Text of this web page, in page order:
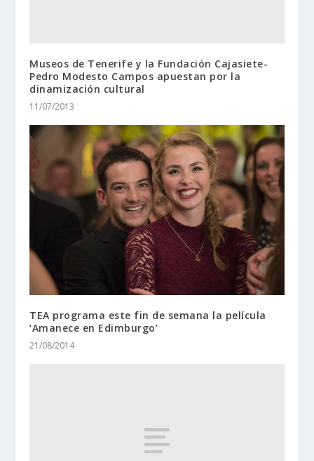
Museos de Tenerife y la Fundación Cajasiete-
Pedro Modesto Campos apuestan por la
dinamización cultural
11/07/2013
TEA programa este fin de semana la película
‘Amanece en Edimburgo’
21/08/2014